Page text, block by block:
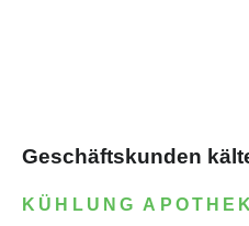
Geschäftskunden
KÜHLUNG